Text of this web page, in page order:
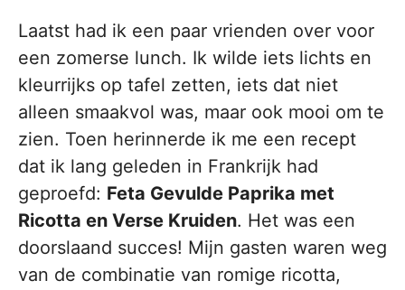
Laatst had ik een paar vrienden over voor
een zomerse lunch. Ik wilde iets lichts en
kleurrijks op tafel zetten, iets dat niet
alleen smaakvol was, maar ook mooi om te
zien. Toen herinnerde ik me een recept
dat ik lang geleden in Frankrijk had
geproefd: Feta Gevulde Paprika met
Ricotta en Verse Kruiden. Het was een
doorslaand succes! Mijn gasten waren weg
van de combinatie van romige ricotta,